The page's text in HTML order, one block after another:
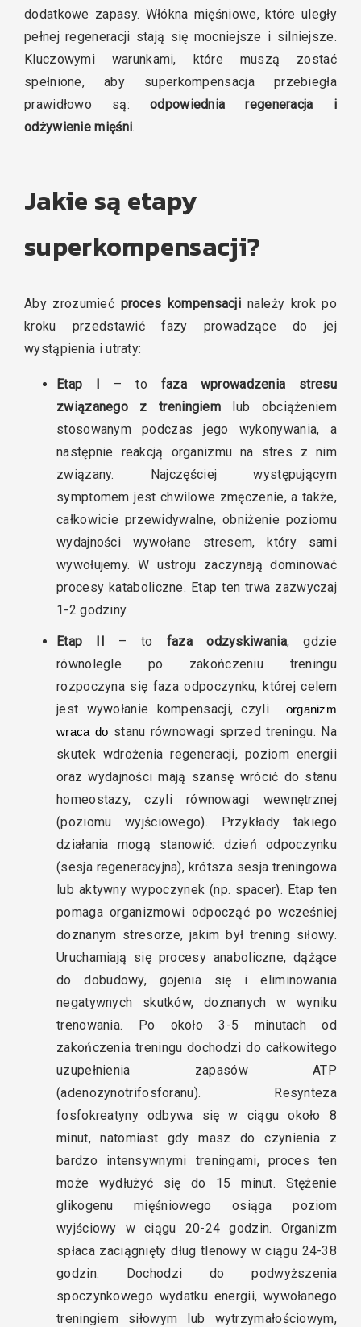
dodatkowe zapasy. Włókna mięśniowe, które uległy
pełnej regeneracji stają się mocniejsze i silniejsze.
Kluczowymi warunkami, które muszą zostać
spełnione, aby superkompensacja przebiegła
prawidłowo są: odpowiednia regeneracja i
odżywienie mięśni.
Jakie są etapy
superkompensacji?
Aby zrozumieć proces kompensacji należy krok po
kroku przedstawić fazy prowadzące do jej
wystąpienia i utraty:
Etap I – to faza wprowadzenia stresu
związanego z treningiem lub obciążeniem
stosowanym podczas jego wykonywania, a
następnie reakcją organizmu na stres z nim
związany. Najczęściej występującym
symptomem jest chwilowe zmęczenie, a także,
całkowicie przewidywalne, obniżenie poziomu
wydajności wywołane stresem, który sami
wywołujemy. W ustroju zaczynają dominować
procesy kataboliczne. Etap ten trwa zazwyczaj
1-2 godziny.
Etap II – to faza odzyskiwania, gdzie
równolegle po zakończeniu treningu
rozpoczyna się faza odpoczynku, której celem
jest wywołanie kompensacji, czyli
organizm
wraca do stanu równowagi sprzed treningu. Na
skutek wdrożenia regeneracji, poziom energii
oraz wydajności mają szansę wrócić do stanu
homeostazy, czyli równowagi wewnętrznej
(poziomu wyjściowego). Przykłady takiego
działania mogą stanowić: dzień odpoczynku
(sesja regeneracyjna), krótsza sesja treningowa
lub aktywny wypoczynek (np. spacer). Etap ten
pomaga organizmowi odpocząć po wcześniej
doznanym stresorze, jakim był trening siłowy.
Uruchamiają się procesy anaboliczne, dążące
do dobudowy, gojenia się i eliminowania
negatywnych skutków, doznanych w wyniku
trenowania. Po około 3-5 minutach od
zakończenia treningu dochodzi do całkowitego
uzupełnienia zapasów ATP
(adenozynotrifosforanu). Resynteza
fosfokreatyny odbywa się w ciągu około 8
minut, natomiast gdy masz do czynienia z
bardzo intensywnymi treningami, proces ten
może wydłużyć się do 15 minut. Stężenie
glikogenu mięśniowego osiąga poziom
wyjściowy w ciągu 20-24 godzin. Organizm
spłaca zaciągnięty dług tlenowy w ciągu 24-38
godzin. Dochodzi do podwyższenia
spoczynkowego wydatku energii, wywołanego
treningiem siłowym lub wytrzymałościowym,